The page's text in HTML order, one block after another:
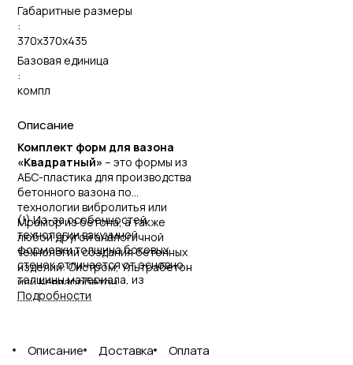
Габаритные размеры
:
370x370x435
Базовая единица
:
компл
Описание
Комплект форм для вазона
«Квадратный» – это формы из
АБС-пластика для производства
бетонного вазона по
технологии вибролитья или
Мрамор из бетона, а также
любой другой аналогичной
технологии создания бетонных
изделий: Систром, Ультрабетон
или Кевларобетон.
(!) Из-за особенностей
технологии вакуумной
формовки толщина боковых
стенок отличается от основной
толщины материала, из
которого изготовлена форма, в
Подробности
Описание Доставка Оплата